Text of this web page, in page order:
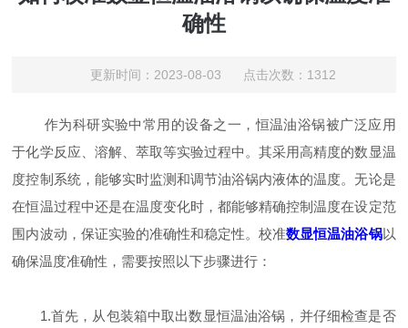
确性
更新时间：2023-08-03 点击次数：1312
作为科研实验中常用的设备之一，恒温油浴锅被广泛应用
于化学反应、溶解、萃取等实验过程中。其采用高精度的数显温
度控制系统，能够实时监测和调节油浴锅内液体的温度。无论是
在恒温过程中还是在温度变化时，都能够精确控制温度在设定范
围内波动，保证实验的准确性和稳定性。校准数显恒温油浴锅以
确保温度准确性，需要按照以下步骤进行：
1.首先，从包装箱中取出数显恒温油浴锅，并仔细检查是否